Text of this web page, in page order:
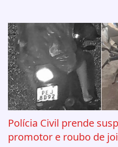
Polícia Civil prende
promotor e roubo de